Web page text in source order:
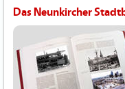
Das Neunkircher